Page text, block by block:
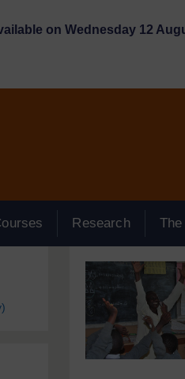
on Wednesday 12
Research